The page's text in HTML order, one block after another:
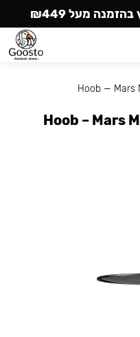
Hoob — Mars
Hoob – Mars
מעל ₪449